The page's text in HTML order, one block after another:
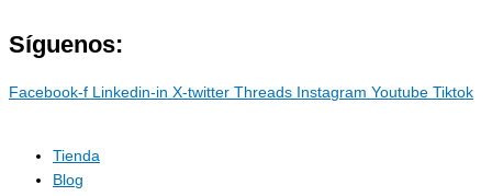
Síguenos:
Facebook-f Linkedin-in X-twitter Threads Instagram Youtube Tiktok
Tienda
Blog